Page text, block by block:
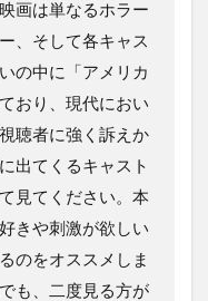
画は単なるホラー
、そして各キャス
の中に「アメリカ
おり、現代におい
聴者に強く訴えか
出てくるキャスト
見てください。本
きや刺激が欲しい
のをオススメしま
も、二度見る方が